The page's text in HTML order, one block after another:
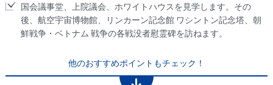
国会議事堂、上院議会、ホワイトハウスを見学します。その
後、航空宇宙博物館、リンカーン記念館 ワシントン記念塔、朝
鮮戦争・ベトナム 戦争の各戦没者慰霊碑を訪ねます。
他のおすすめポイントもチェック！